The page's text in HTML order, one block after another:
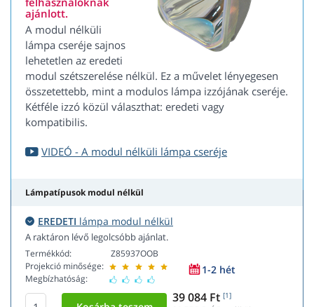
ajánlott.
A modul nélküli
lámpa cseréje sajnos
lehetetlen az eredeti
modul szétszerelése nélkül. Ez a művelet lényegesen
összetettebb, mint a modulos lámpa izzójának cseréje.
Kétféle izzó közül választhat: eredeti vagy
kompatibilis.
VIDEÓ - A modul nélküli lámpa cseréje
Lámpatípusok modul nélkül
EREDETI lámpa modul nélkül
A raktáron lévő legolcsóbb ajánlat.
Termékkód:
Projekció minősége:
Megbízhatóság:
Z85937OOB
1-2 hét
39 084 Ft [1]